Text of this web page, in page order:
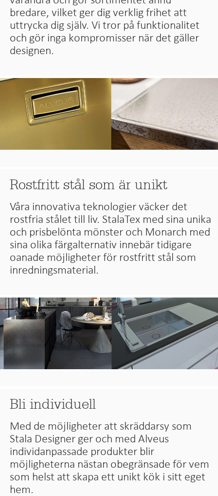
bredare, vilket ger dig verklig frihet att
uttrycka dig själv. Vi tror på funktionalitet
och gör inga kompromisser när det gäller
designen.
Rostfritt stål som är unikt
Våra innovativa teknologier väcker det
rostfria stålet till liv. StalaTex med sina unika
och prisbelönta mönster och Monarch med
sina olika färgalternativ innebär tidigare
oanade möjligheter för rostfritt stål som
inredningsmaterial.
Bli individuell
Med de möjligheter att skräddarsy som
Stala Designer ger och med Alveus
individanpassade produkter blir
möjligheterna nästan obegränsade för vem
som helst att skapa ett unikt kök i sitt eget
hem.